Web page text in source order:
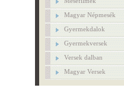
Magyar Népmesék
Gyermekdalok
Gyermekversek
Versek dalban
Magyar Versek